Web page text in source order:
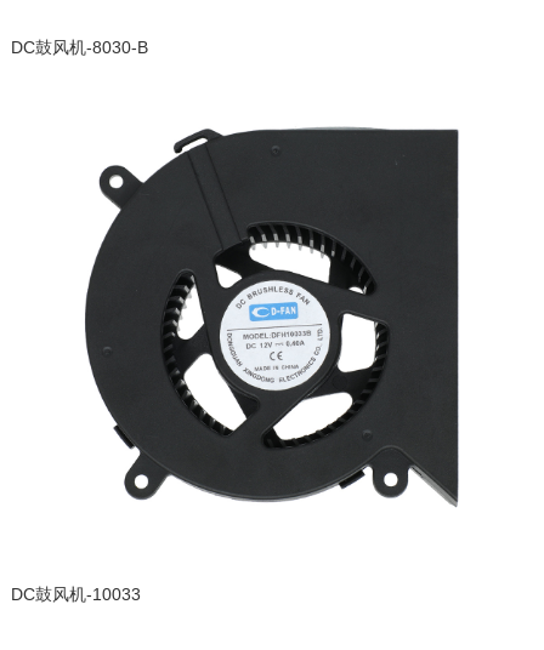
DC鼓风机-8030-B
DC鼓风机-10033